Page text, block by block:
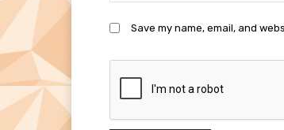
Save my name, email, and